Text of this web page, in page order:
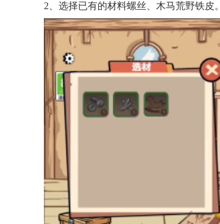
2、选择已有的材料螺丝、木马荒野铁皮。